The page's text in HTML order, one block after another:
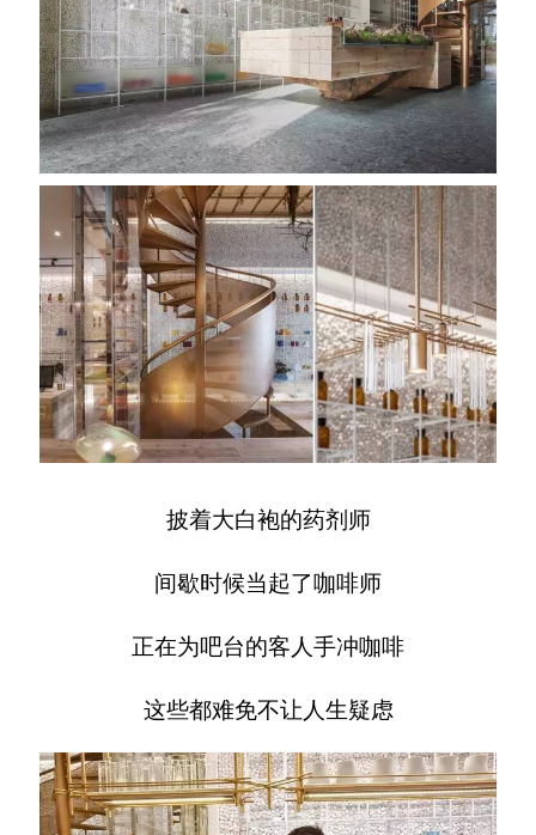
披着大白袍的药剂师
间歇时候当起了咖啡师
正在为吧台的客人手冲咖啡
这些都难免不让人生疑虑